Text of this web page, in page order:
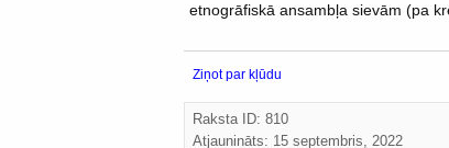
etnogrāfiskā ansambļa sievām (pa
Ziņot par kļūdu
Raksta ID: 810
Atjaunināts: 15 septembris, 2022